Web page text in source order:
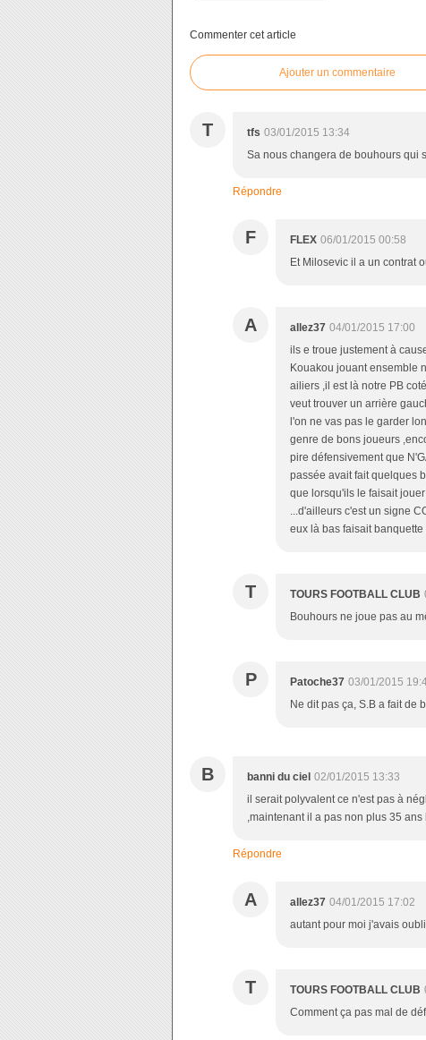
Commenter cet article
Ajouter un commentaire
T tfs 03/01/2015 13:34
Sa nous changera de bouhours qui
Répondre
F FLEX 06/01/2015 00:58
Et Milosevic il a un contrat
A allez37 04/01/2015 17:00
ils e troue justement à
Kouakou jouant ensemble
ailiers ,il est là notre PB
veut trouver un arrière
l'on ne vas pas le garder
genre de bons joueurs
pire défensivement que
passée avait fait quelques
que lorsqu'ils le faisait
...d'ailleurs c'est un signe
eux là bas faisait banquette
T TOURS FOOTBALL CLUB
Bouhours ne joue pas au
P Patoche37 03/01/2015
Ne dit pas ça, S.B a fait de
B banni du ciel 02/01/2015 13:33
il serait polyvalent ce n'est pas à
,maintenant il a pas non plus 35
Répondre
A allez37 04/01/2015 17:02
autant pour moi j'avais
T TOURS FOOTBALL CLUB
Comment ça pas mal de